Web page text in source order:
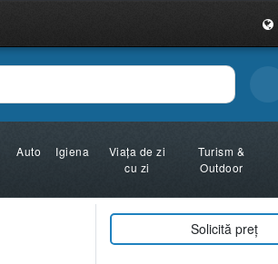
Auto Igiena
Viața de zi
cu zi
Turism &
Outdoor
Solicită preț